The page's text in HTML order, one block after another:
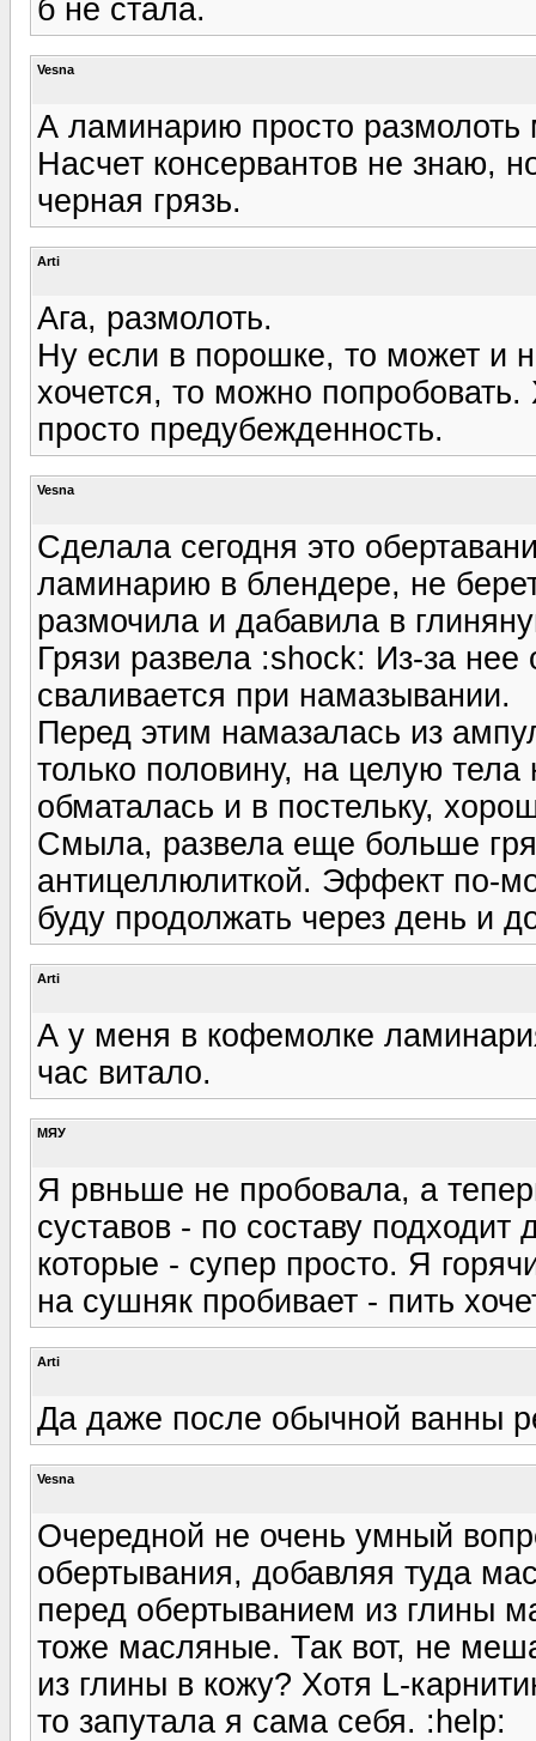
б не стала.
Vesna
А ламинарию просто размолоть
Насчет консервантов не знаю,
черная грязь.
Arti
Ага, размолоть.
Ну если в порошке, то может и
хочется, то можно
просто предубежденность.
Vesna
Сделала сегодня это
ламинарию в блендере, не
размочила и дабавила в
Грязи развела :shock: Из-за
сваливается при намазывании.
Перед этим намазалась из
только половину, на целую
обматалась и в постельку,
Смыла, развела еще больше
антицеллюлиткой. Эффект по-
буду продолжать через день и
Arti
А у меня в кофемолке
час витало.
МЯУ
Я рвньше не пробовала, а
суставов - по составу
которые - супер просто. Я
на сушняк пробивает - пить
Arti
Да даже после обычной ванны
Vesna
Очередной не очень умный
обертывания, добавляя туда
перед обертыванием из глины
тоже масляные. Так вот, не
из глины в кожу? Хотя L-
то запутала я сама себя. :help: